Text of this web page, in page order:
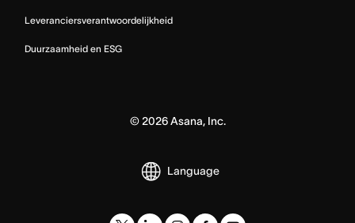
Leveranciersverantwoordelijkheid
Duurzaamheid en ESG
©2026Asana, Inc.
Language